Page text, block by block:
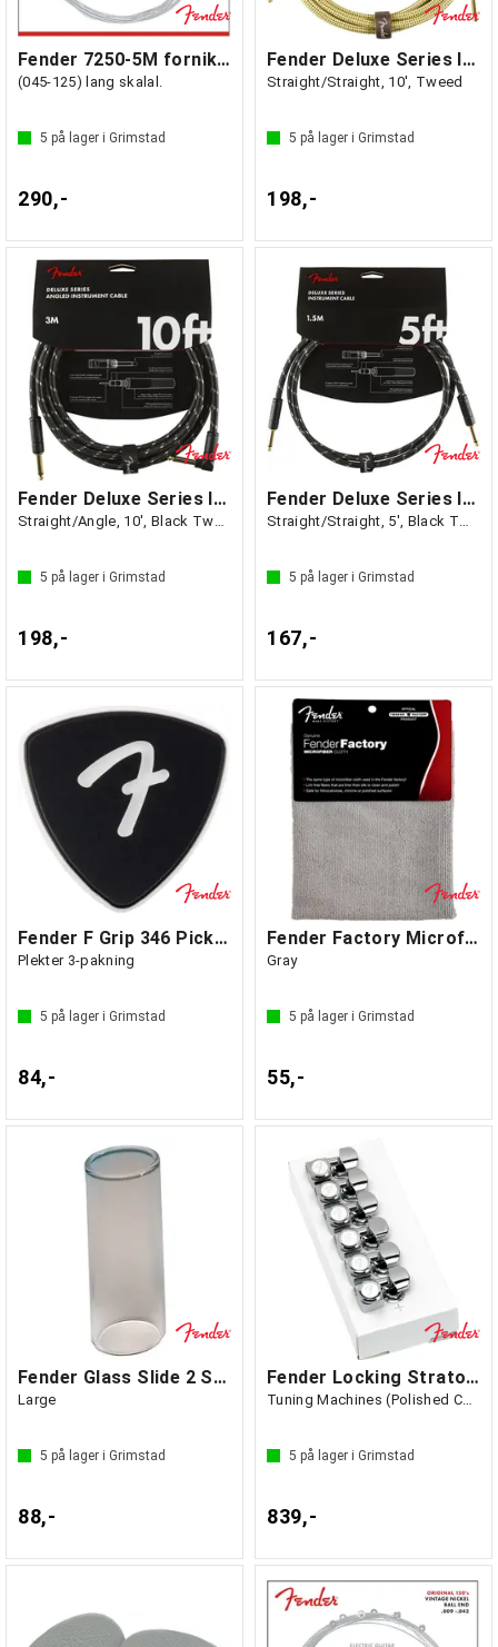
Fender 7250-5M forniklet stål 5-str
(045-125) lang skalal.
5 på lager i Grimstad
290,-
Fender Deluxe Series Instrument Cable
Straight/Straight, 10', Tweed
5 på lager i Grimstad
198,-
Fender Deluxe Series Instrument Cable
Straight/Angle, 10', Black Tweed
5 på lager i Grimstad
198,-
Fender Deluxe Series Instruments Cable
Straight/Straight, 5', Black Tweed
5 på lager i Grimstad
167,-
Fender F Grip 346 Picks, Black
Plekter 3-pakning
5 på lager i Grimstad
84,-
Fender Factory Microfiber Cloth
Gray
5 på lager i Grimstad
55,-
Fender Glass Slide 2 Standard
Large
5 på lager i Grimstad
88,-
Fender Locking Stratocaster/Telecaster
Tuning Machines (Polished Chrome) (6)
5 på lager i Grimstad
839,-